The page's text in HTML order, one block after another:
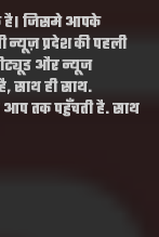
है। जिसमे आपके
प्रदेश की पहली
और न्यूज
साथ ही साथ.
आप तक पहुँचती है. साथ